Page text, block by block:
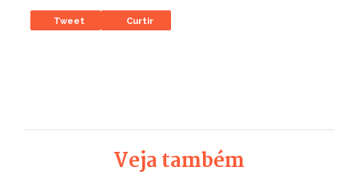
Tweet Curtir
Veja também